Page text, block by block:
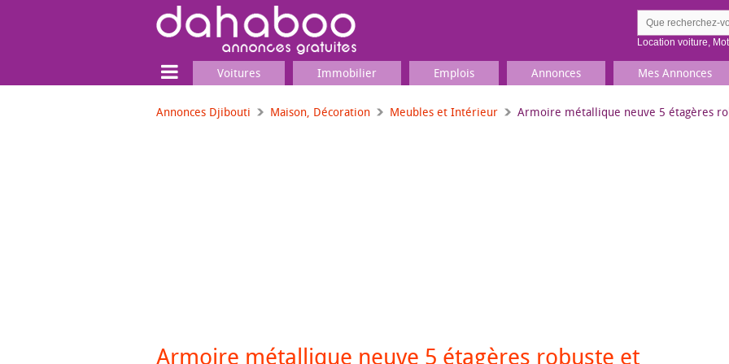
Location voiture,
Voitures Immobilier Emplois Annonces Mes Annonces
Annonces Djibouti Maison, Décoration Meubles et Intérieur Armoire métallique neuve 5 étagères
Armoire métallique neuve 5 étagères robuste et